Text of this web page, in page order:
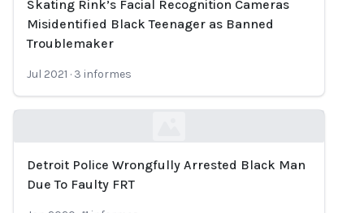
Loading...
Skating Rink’s Facial Recognition Cameras
Misidentified Black Teenager as Banned
Troublemaker
Jul 2021 · 3 informes
Loading...
Detroit Police Wrongfully Arrested Black Man
Due To Faulty FRT